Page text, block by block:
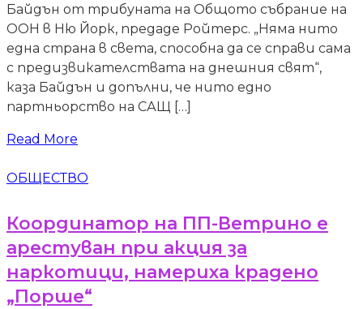
Байдън от трибуната на Общото събрание на
ООН в Ню Йорк, предаде Ройтерс. „Няма нито
една страна в света, способна да се справи сама
с предизвикателствата на днешния свят“,
каза Байдън и допълни, че нито едно
партньорство на САЩ […]
Read More
ОБЩЕСТВО
Координатор на ПП-Ветрино е
арестуван при акция за
наркотици, намериха крадено
„Порше“